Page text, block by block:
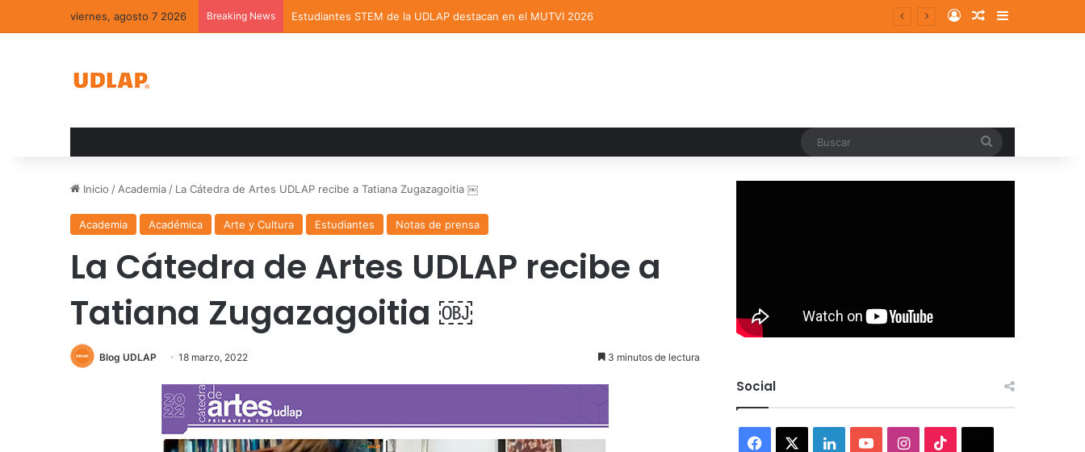
viernes, agosto 7 2026 Breaking News Estudiantes STEM de la UDLAP destacan en el MUTVI 2026 Log InRandom Article
Sidebar
Inicio / Academia / La Cátedra de Artes UDLAP recibe a Tatiana Zugazagoitia ￼
Academia Académica Arte y Cultura Estudiantes Notas de prensa
La Cátedra de Artes UDLAP recibe a
Tatiana Zugazagoitia ￼
Blog UDLAP 18 marzo, 2022 3 minutos de lectura
Social
Facebook LinkedInYouTubeInstagram